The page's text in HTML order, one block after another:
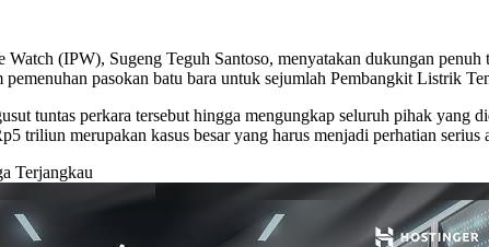
Watch (IPW), Sugeng Teguh Santoso, menyatakan dukungan
pemenuhan pasokan batu bara untuk sejumlah Pembangkit Listrik
tuntas perkara tersebut hingga mengungkap seluruh pihak yang
triliun merupakan kasus besar yang harus menjadi perhatian serius
Terjangkau